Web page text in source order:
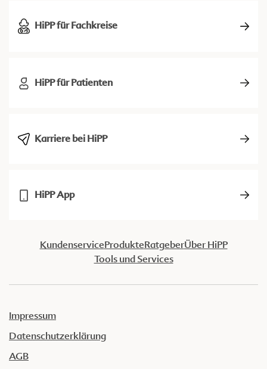
HiPP für Fachkreise
HiPP für Patienten
Karriere bei HiPP
HiPP App
KundenserviceProdukteRatgeberÜber HiPP
Tools und Services
Impressum
Datenschutzerklärung
AGB